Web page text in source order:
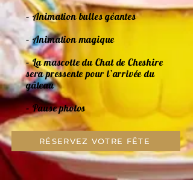
– Animation bulles géantes
– Animation magique
– La mascotte du Chat de Cheshire
sera pressente pour l’arrivée du
gâteau
– Pause photos
RÉSERVEZ VOTRE FÊTE